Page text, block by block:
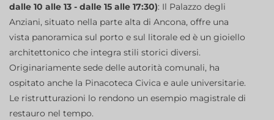
dalle 10 alle 13 - dalle 15 alle 17:30): Il Palazzo degli
Anziani, situato nella parte alta di Ancona, offre una
vista panoramica sul porto e sul litorale ed è un gioiello
architettonico che integra stili storici diversi.
Originariamente sede delle autorità comunali, ha
ospitato anche la Pinacoteca Civica e aule universitarie.
Le ristrutturazioni lo rendono un esempio magistrale di
restauro nel tempo.